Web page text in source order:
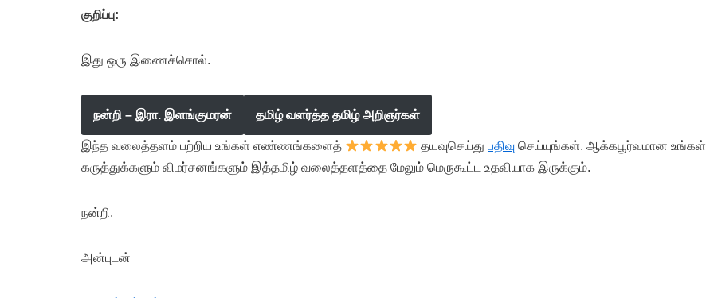
குறிப்பு:
இது ஒரு இணைச்சொல்.
நன்றி – இரா. இளங்குமரன் தமிழ் வளர்த்த தமிழ் அறிஞர்கள்
இந்த வலைத்தளம் பற்றிய உங்கள் எண்ணங்களைத் தயவுசெய்துபதிவு செய்யுங்கள். ஆக்கபூர்வமான உங்கள்
கருத்துக்களும் விமர்சனங்களும் இத்தமிழ் வலைத்தளத்தை மேலும் மெருகூட்ட உதவியாக இருக்கும்.
நன்றி.
அன்புடன்